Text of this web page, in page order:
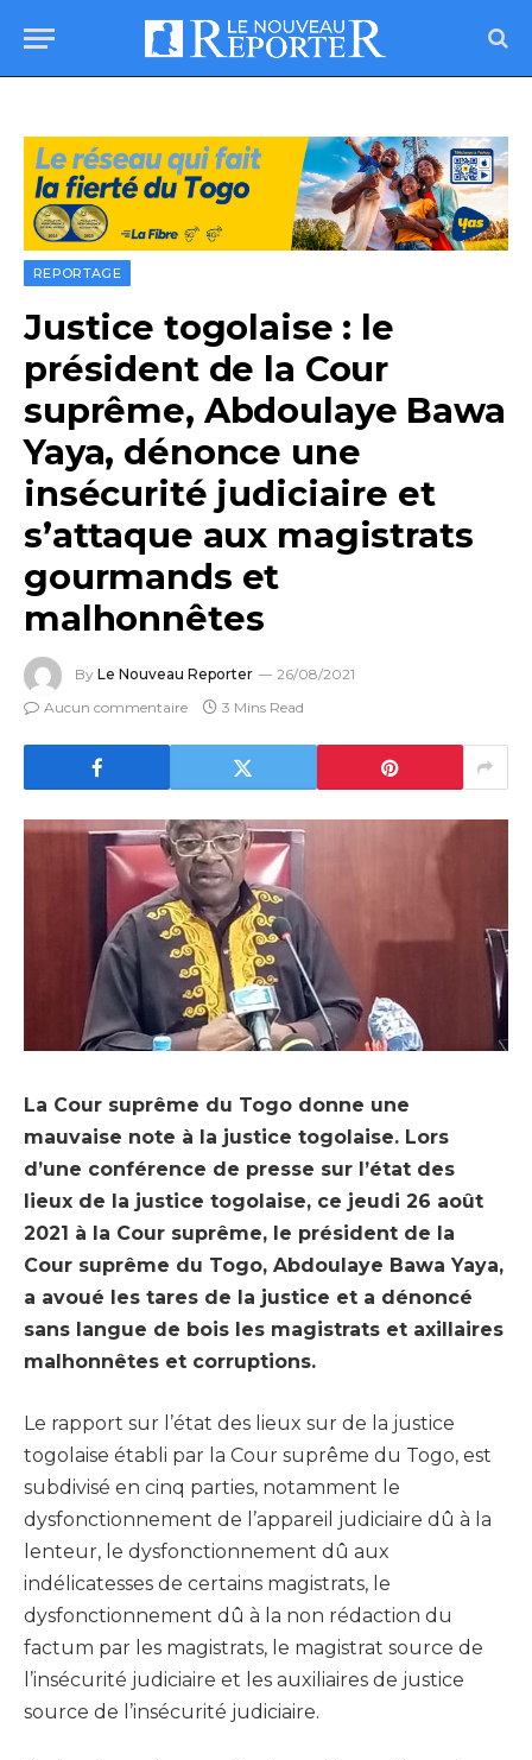
REPORTAGE
Justice togolaise : le
président de la Cour
suprême, Abdoulaye Bawa
Yaya, dénonce une
insécurité judiciaire et
s’attaque aux magistrats
gourmands et
malhonnêtes
By Le Nouveau Reporter
26/08/2021
Aucun commentaire
3 Mins Read
La Cour suprême du Togo donne une
mauvaise note à la justice togolaise. Lors
d’une conférence de presse sur l’état des
lieux de la justice togolaise, ce jeudi 26 août
2021 à la Cour suprême, le président de la
Cour suprême du Togo, Abdoulaye Bawa Yaya,
a avoué les tares de la justice et a dénoncé
sans langue de bois les magistrats et axillaires
malhonnêtes et corruptions.
Le rapport sur l’état des lieux sur de la justice
togolaise établi par la Cour suprême du Togo, est
subdivisé en cinq parties, notamment le
dysfonctionnement de l’appareil judiciaire dû à la
lenteur, le dysfonctionnement dû aux
indélicatesses de certains magistrats, le
dysfonctionnement dû à la non rédaction du
factum par les magistrats, le magistrat source de
l’insécurité judiciaire et les auxiliaires de justice
source de l’insécurité judiciaire.